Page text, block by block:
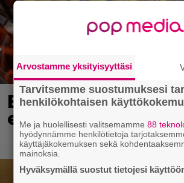
Eurojackpotista
euroa Suomeen
Arvostamme yksityisyyttäsi
Tarvitsemme suostumuksesi
henkilökohtaisen
Me ja huolellisesti valitsemamme88
hyödynnämme henkilötietoja
käyttäjäkokemuksen sekä
mainoksia.
Hyväksymällä suostut tietojesi